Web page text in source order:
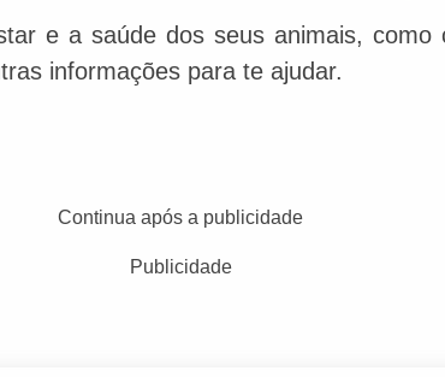
e a saúde dos seus animais,
informações para te ajudar.
Continua após a publicidade
Publicidade